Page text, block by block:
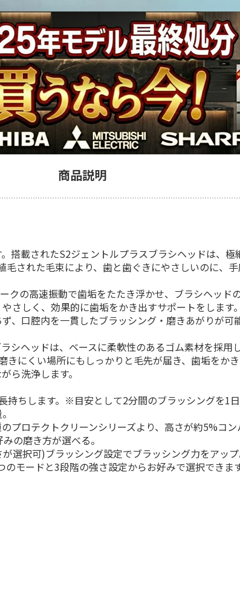
商品説明
搭載されたS2ジェントルプラスブラシヘッドは、
毛された毛束により、歯と歯ぐきにやさしいのに、
クの高速振動で歯垢をたたき浮かせ、ブラシヘッ
さしく、効果的に歯垢をかき出すサポートをしま
、口腔内を一貫したブラッシング・磨きあがりが可
シヘッドは、ベースに柔軟性のあるゴム素材を採
きにくい場所にもしっかりと毛先が届き、歯垢を
ら洗浄します。
持ちします。※目安として2分間のブラッシングを1日
プロテクトクリーンシリーズより、高さが約5%
の磨き方が選べる。
選択可)ブラッシング設定でブラッシング力をア
モードと3段階の強さ設定からお好みで選択できます